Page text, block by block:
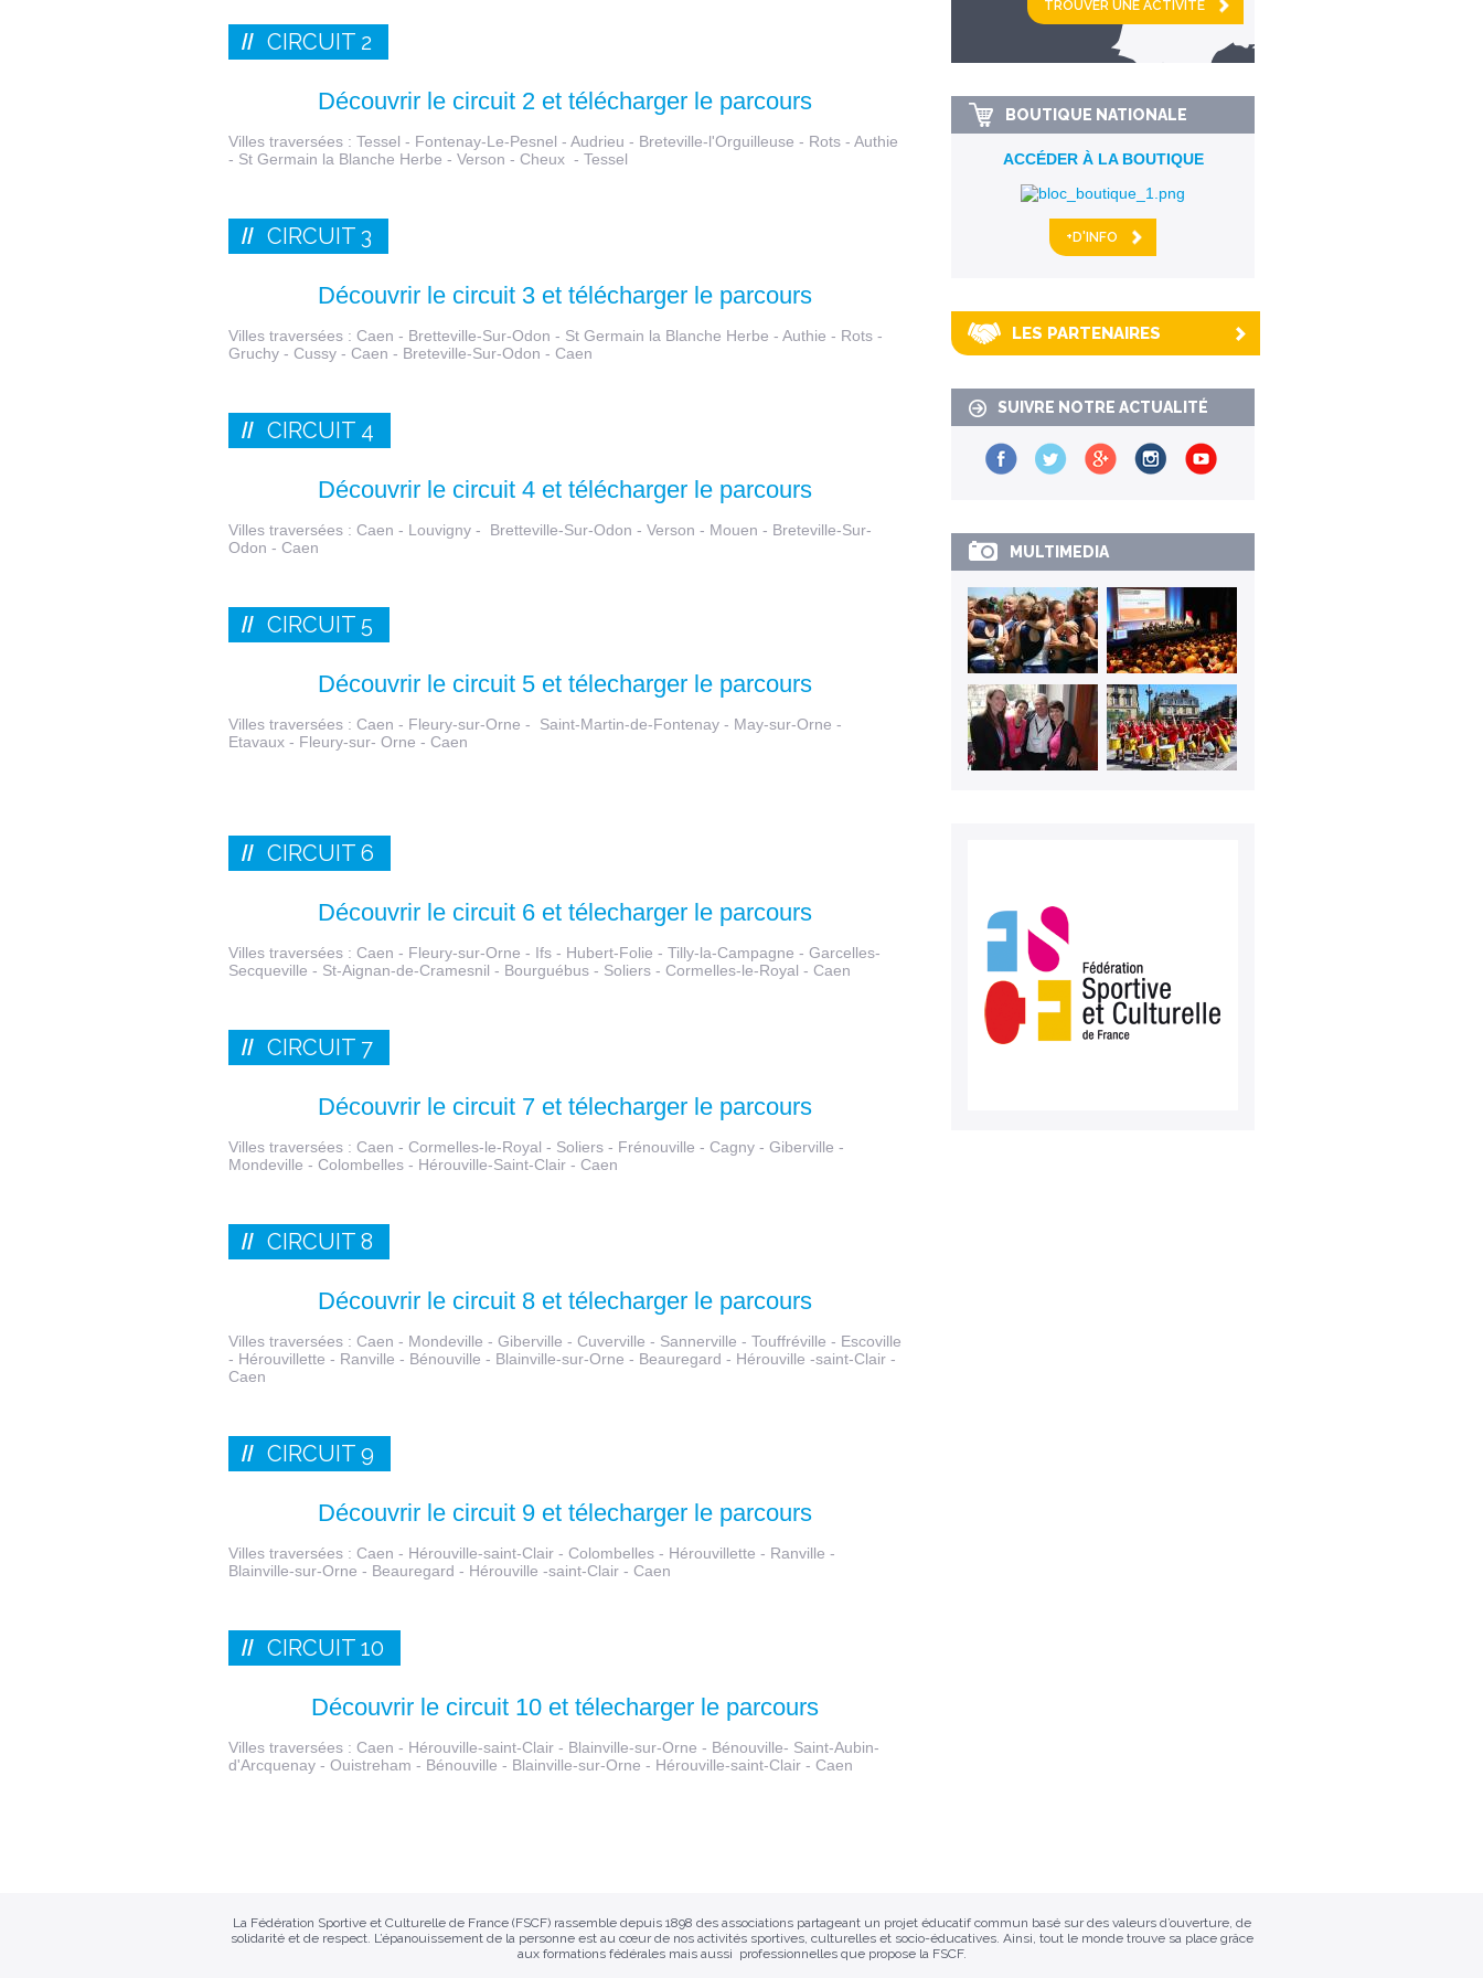
CIRCUIT 2
Découvrir le circuit 2 et télécharger le parcours
Villes traversées : Tessel - Fontenay-Le-Pesnel - Audrieu - Breteville-l'Orguilleuse - Rots - Authie
- St Germain la Blanche Herbe - Verson - Cheux - Tessel
CIRCUIT 3
Découvrir le circuit 3 et télécharger le parcours
Villes traversées : Caen - Bretteville-Sur-Odon - St Germain la Blanche Herbe - Authie - Rots -
Gruchy - Cussy - Caen - Breteville-Sur-Odon - Caen
CIRCUIT 4
Découvrir le circuit 4 et télécharger le parcours
Villes traversées : Caen - Louvigny - Bretteville-Sur-Odon - Verson - Mouen - Breteville-Sur-
Odon - Caen
CIRCUIT 5
Découvrir le circuit 5 et télecharger le parcours
Villes traversées : Caen - Fleury-sur-Orne - Saint-Martin-de-Fontenay - May-sur-Orne -
Etavaux - Fleury-sur- Orne - Caen
CIRCUIT 6
Découvrir le circuit 6 et télecharger le parcours
Villes traversées : Caen - Fleury-sur-Orne - Ifs - Hubert-Folie - Tilly-la-Campagne - Garcelles-
Secqueville - St-Aignan-de-Cramesnil - Bourguébus - Soliers - Cormelles-le-Royal - Caen
CIRCUIT 7
Découvrir le circuit 7 et télecharger le parcours
Villes traversées : Caen - Cormelles-le-Royal - Soliers - Frénouville - Cagny - Giberville -
Mondeville - Colombelles - Hérouville-Saint-Clair - Caen
CIRCUIT 8
Découvrir le circuit 8 et télecharger le parcours
Villes traversées : Caen - Mondeville - Giberville - Cuverville - Sannerville - Touffréville - Escoville
- Hérouvillette - Ranville - Bénouville - Blainville-sur-Orne - Beauregard - Hérouville -saint-Clair -
Caen
CIRCUIT 9
Découvrir le circuit 9 et télecharger le parcours
Villes traversées : Caen - Hérouville-saint-Clair - Colombelles - Hérouvillette - Ranville -
Blainville-sur-Orne - Beauregard - Hérouville -saint-Clair - Caen
CIRCUIT 10
Découvrir le circuit 10 et télecharger le parcours
Villes traversées : Caen - Hérouville-saint-Clair - Blainville-sur-Orne - Bénouville- Saint-Aubin-
d'Arcquenay - Ouistreham - Bénouville - Blainville-sur-Orne - Hérouville-saint-Clair - Caen
km alentour
BOUTIQUE NATIONALE
ACCÉDER À LA BOUTIQUE
+D'INFO
LES PARTENAIRES
SUIVRE NOTRE ACTUALITÉ
MULTIMEDIA
La Fédération Sportive et Culturelle de France (FSCF) rassemble depuis 1898 des associations partageant un projet éducatif commun basé sur des valeurs d’ouverture, de
solidarité et de respect. L’épanouissement de la personne est au cœur de nos activités sportives, culturelles et socio-éducatives. Ainsi, tout le monde trouve sa place grâce
aux formations fédérales mais aussi professionnelles que propose la FSCF.